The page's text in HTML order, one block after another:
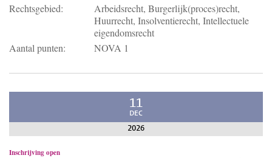
Rechtsgebied:
Arbeidsrecht, Burgerlijk(proces)recht,
Huurrecht, Insolventierecht, Intellectuele
eigendomsrecht
Aantal punten:
NOVA 1
11
DEC
2026
Inschrijving open